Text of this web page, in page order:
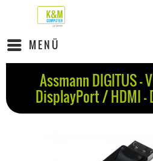
MENÜ
Assmann DIGITUS -
DisplayPort / HDMI -